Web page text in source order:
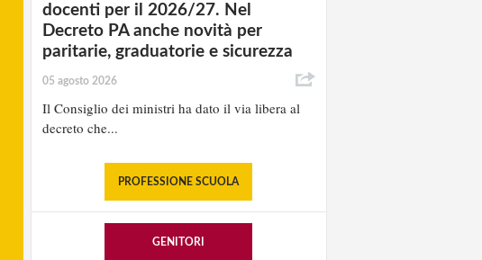
docenti per il 2026/27. Nel
Decreto PA anche novità per
paritarie, graduatorie e sicurezza
05 agosto 2026
Il Consiglio dei ministri ha dato il via libera al
decreto che...
PROFESSIONE SCUOLA
GENITORI